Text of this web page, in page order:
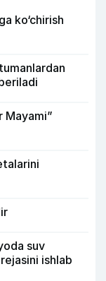
ko‘chirish
Mayami”
suv
ishlab